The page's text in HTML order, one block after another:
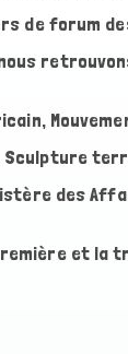
de forum
Sculpture
des
et la